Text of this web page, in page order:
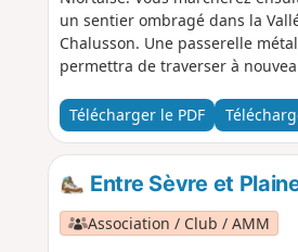
un sentier ombragé dans la
Chalusson. Une passerelle
permettra de traverser à
Télécharger le PDF
Entre Sèvre et
Association / Club / AMM